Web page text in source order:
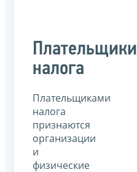
Плательщики
налога
Плательщиками
налога
признаются
организации
и
физические